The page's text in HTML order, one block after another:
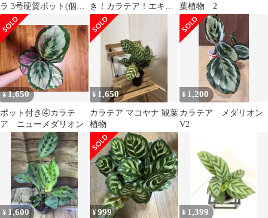
ラ 3号硬質ポット(個体
おまかせ1鉢) 観葉植
物 インテリアグリーン
室内園芸 おしゃれ 可愛
い かわいい レア 希少
種 珍しい(506877)
き！カラテア！エキゾ
チックな葉模様でオシ
ャレ♪珍しい品種
葉植物 2
¥1,650
ポット付き④カラテ
ア ニューメダリオン
¥ 1,650
カラテア マコヤナ 観葉
植物
¥ 1,200
カラテア メダリオン
V2
¥ 1,600 ¥999 ¥ 1,399